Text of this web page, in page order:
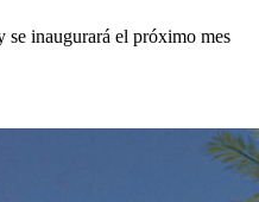
inaugurará el próximo mes